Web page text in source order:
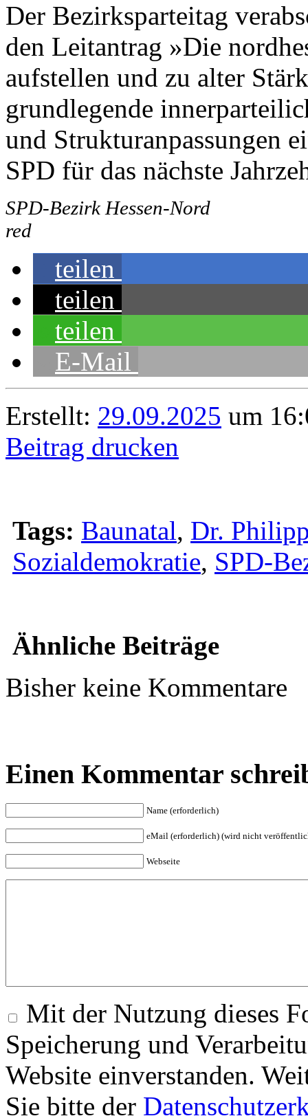
Der Bezirksparteitag
den Leitantrag »Die
aufstellen und zu alter
grundlegende
und Strukturanpassungen
SPD für das nächste
SPD-Bezirk Hessen-Nord
red
teilen
teilen
teilen
E-Mail
Erstellt: 29.09.2025 um
Beitrag drucken
Tags: Baunatal, Dr.
Sozialdemokratie, SPD-
Ähnliche Beiträge
Bisher keine Kommentare
Einen Kommentar
Name (erforderlich)
eMail (erforderlich) (wird nicht
Webseite
Mit der Nutzung dieses
Speicherung und
Website einverstanden.
Sie bitte der